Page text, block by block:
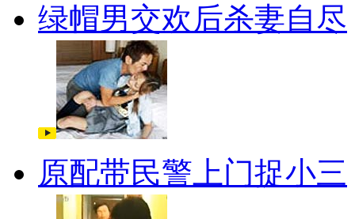
绿帽男交欢后杀妻自尽
原配带民警上门捉小三